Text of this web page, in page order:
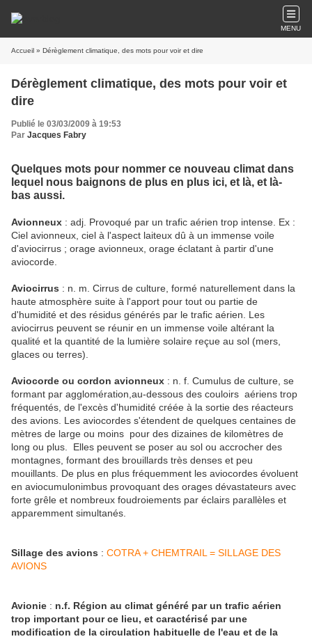
MENU
Accueil » Dérèglement climatique, des mots pour voir et dire
Dérèglement climatique, des mots pour voir et
dire
Publié le 03/03/2009 à 19:53
Par Jacques Fabry
Quelques mots pour nommer ce nouveau climat dans
lequel nous baignons de plus en plus ici, et là, et là-
bas aussi.
Avionneux : adj. Provoqué par un trafic aérien trop intense. Ex :
Ciel avionneux, ciel à l'aspect laiteux dû à un immense voile
d'aviocirrus ; orage avionneux, orage éclatant à partir d'une
aviocorde.
Aviocirrus : n. m. Cirrus de culture, formé naturellement dans la
haute atmosphère suite à l'apport pour tout ou partie de
d'humidité et des résidus générés par le trafic aérien. Les
aviocirrus peuvent se réunir en un immense voile altérant la
qualité et la quantité de la lumière solaire reçue au sol (mers,
glaces ou terres).
Aviocorde ou cordon avionneux : n. f. Cumulus de culture, se
formant par agglomération,au-dessous des couloirs aériens trop
fréquentés, de l'excès d'humidité créée à la sortie des réacteurs
des avions. Les aviocordes s'étendent de quelques centaines de
mètres de large ou moins pour des dizaines de kilomètres de
long ou plus. Elles peuvent se poser au sol ou accrocher des
montagnes, formant des brouillards très denses et peu
mouillants. De plus en plus fréquemment les aviocordes évoluent
en aviocumulonimbus provoquant des orages dévastateurs avec
forte grêle et nombreux foudroiements par éclairs parallèles et
apparemment simultanés.
Sillage des avions : COTRA + CHEMTRAIL = SILLAGE DES
AVIONS
Avionie : n.f. Région au climat généré par un trafic aérien
trop important pour ce lieu, et caractérisé par une
modification de la circulation habituelle de l'eau et de la